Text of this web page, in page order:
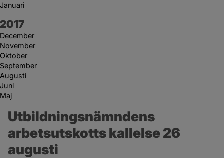
Januari
År:
2017
December
November
Oktober
September
Augusti
Juni
Maj
Utbildningsnämndens
arbetsutskotts kallelse 26
augusti